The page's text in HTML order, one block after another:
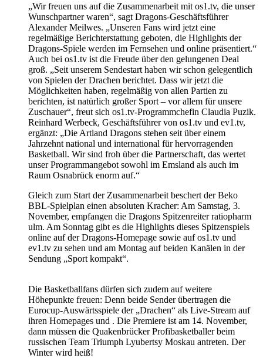
„Wir freuen uns auf die Zusammenarbeit mit os1.tv, die unser
Wunschpartner waren“, sagt Dragons-Geschäftsführer
Alexander Meilwes. „Unseren Fans wird jetzt eine
regelmäßige Berichterstattung geboten, die Highlights der
Dragons-Spiele werden im Fernsehen und online präsentiert.“
Auch bei os1.tv ist die Freude über den gelungenen Deal
groß. „Seit unserem Sendestart haben wir schon gelegentlich
von Spielen der Drachen berichtet. Dass wir jetzt die
Möglichkeiten haben, regelmäßig von allen Partien zu
berichten, ist natürlich großer Sport – vor allem für unsere
Zuschauer“, freut sich os1.tv-Programmchefin Claudia Puzik.
Reinhard Werbeck, Geschäftsführer von os1.tv und ev1.tv,
ergänzt: „Die Artland Dragons stehen seit über einem
Jahrzehnt national und international für hervorragenden
Basketball. Wir sind froh über die Partnerschaft, das wertet
unser Programmangebot sowohl im Emsland als auch im
Raum Osnabrück enorm auf.“
Gleich zum Start der Zusammenarbeit beschert der Beko
BBL-Spielplan einen absoluten Kracher: Am Samstag, 3.
November, empfangen die Dragons Spitzenreiter ratiopharm
ulm. Am Sonntag gibt es die Highlights dieses Spitzenspiels
online auf der Dragons-Homepage sowie auf os1.tv und
ev1.tv zu sehen und am Montag auf beiden Kanälen in der
Sendung „Sport kompakt“.
Die Basketballfans dürfen sich zudem auf weitere
Höhepunkte freuen: Denn beide Sender übertragen die
Eurocup-Auswärtsspiele der „Drachen“ als Live-Stream auf
ihren Homepages und . Die Premiere ist am 14. November,
dann müssen die Quakenbrücker Profibasketballer beim
russischen Team Triumph Lyubertsy Moskau antreten. Der
Winter wird heiß!